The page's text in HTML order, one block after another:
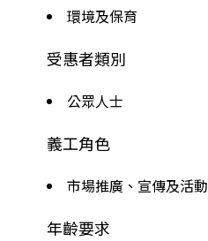
環境及保育
受惠者類別
公眾人士
義工角色
市場推廣、宣傳及活動
年齡要求